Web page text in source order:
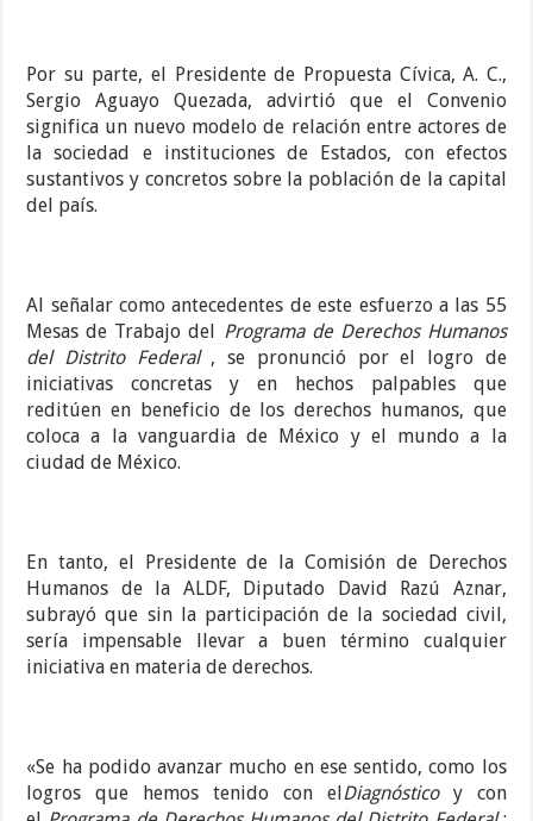
Por su parte, el Presidente de Propuesta Cívica, A. C.,
Sergio Aguayo Quezada, advirtió que el Convenio
significa un nuevo modelo de relación entre actores de
la sociedad e instituciones de Estados, con efectos
sustantivos y concretos sobre la población de la capital
del país.
Al señalar como antecedentes de este esfuerzo a las 55
Mesas de Trabajo del Programa de Derechos Humanos
del Distrito Federal , se pronunció por el logro de
iniciativas concretas y en hechos palpables que
reditúen en beneficio de los derechos humanos, que
coloca a la vanguardia de México y el mundo a la
ciudad de México.
En tanto, el Presidente de la Comisión de Derechos
Humanos de la ALDF, Diputado David Razú Aznar,
subrayó que sin la participación de la sociedad civil,
sería impensable llevar a buen término cualquier
iniciativa en materia de derechos.
«Se ha podido avanzar mucho en ese sentido, como los
logros que hemos tenido con el Diagnóstico y con